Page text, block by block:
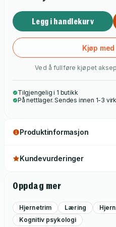
på en lynraskt måte, og
vaner. I denne boken tar
morsom reise gjennom
et hode foran.
Legg i handlekurv
Kjøp med
Ved å fullføre kjøpet
Tilgjengelig i 1 butikk
På nettlager. Sendes innen 1-3
Produktinformasjon
Kundevurderinger
Oppdag mer
Hjernetrim Læring
Kognitiv psykologi